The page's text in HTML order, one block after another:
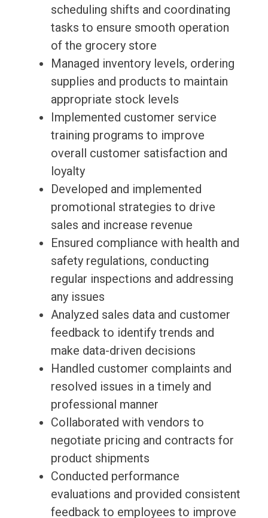
scheduling shifts and coordinating
tasks to ensure smooth operation
of the grocery store
Managed inventory levels, ordering
supplies and products to maintain
appropriate stock levels
Implemented customer service
training programs to improve
overall customer satisfaction and
loyalty
Developed and implemented
promotional strategies to drive
sales and increase revenue
Ensured compliance with health and
safety regulations, conducting
regular inspections and addressing
any issues
Analyzed sales data and customer
feedback to identify trends and
make data-driven decisions
Handled customer complaints and
resolved issues in a timely and
professional manner
Collaborated with vendors to
negotiate pricing and contracts for
product shipments
Conducted performance
evaluations and provided consistent
feedback to employees to improve